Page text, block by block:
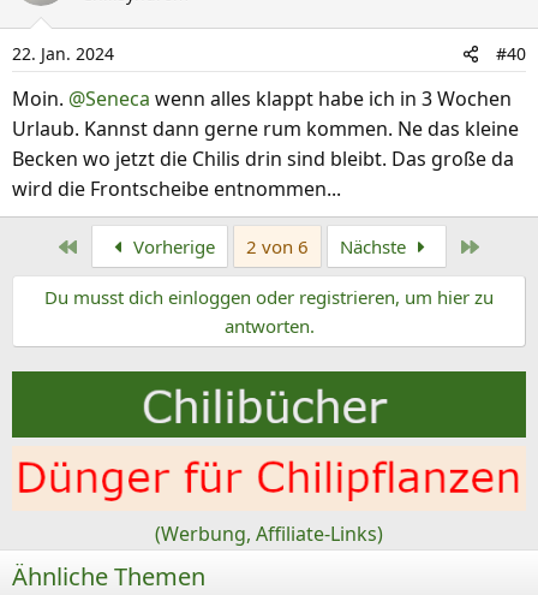
22. Jan. 2024 #40
Moin. @Seneca wenn alles klappt habe ich in 3 Wochen
Urlaub. Kannst dann gerne rum kommen. Ne das kleine
Becken wo jetzt die Chilis drin sind bleibt. Das große da
wird die Frontscheibe entnommen...
Erste Vorherige 2 von 6 Nächste
Du musst dich einloggen oder registrieren, um hier zu
antworten.
(Werbung, Affiliate-Links)
Ähnliche Themen